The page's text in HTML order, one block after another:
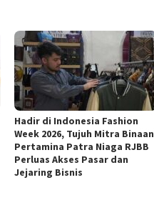
Hadir di Indonesia Fashion
Week 2026, Tujuh Mitra Binaan
Pertamina Patra Niaga RJBB
Perluas Akses Pasar dan
Jejaring Bisnis